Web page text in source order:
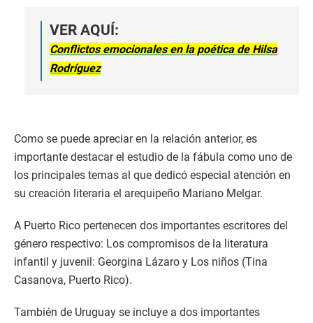
VER AQUÍ:
Conflictos emocionales en la poética de Hilsa
Rodríguez
Como se puede apreciar en la relación anterior, es
importante destacar el estudio de la fábula como uno de
los principales temas al que dedicó especial atención en
su creación literaria el arequipeño Mariano Melgar.
A Puerto Rico pertenecen dos importantes escritores del
género respectivo: Los compromisos de la literatura
infantil y juvenil: Georgina Lázaro y Los niños (Tina
Casanova, Puerto Rico).
También de Uruguay se incluye a dos importantes